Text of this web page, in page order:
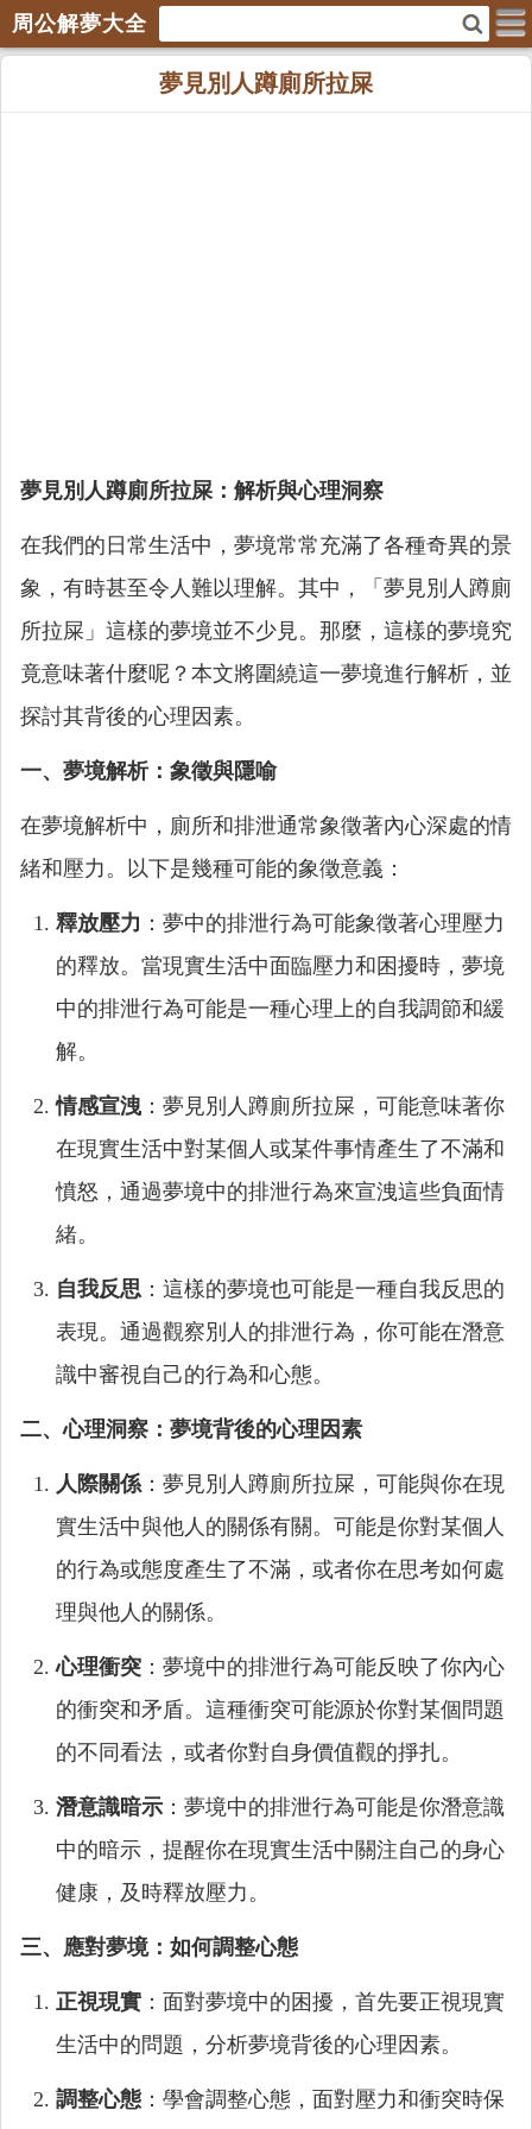
周公解夢大全
夢見別人蹲廁所拉屎
夢見別人蹲廁所拉屎：解析與心理洞察
在我們的日常生活中，夢境常常充滿了各種奇異的景
象，有時甚至令人難以理解。其中，「夢見別人蹲廁
所拉屎」這樣的夢境並不少見。那麼，這樣的夢境究
竟意味著什麼呢？本文將圍繞這一夢境進行解析，並
探討其背後的心理因素。
一、夢境解析：象徵與隱喻
在夢境解析中，廁所和排泄通常象徵著內心深處的情
緒和壓力。以下是幾種可能的象徵意義：
釋放壓力 ：夢中的排泄行為可能象徵著心理壓力
的釋放。當現實生活中面臨壓力和困擾時，夢境
中的排泄行為可能是一種心理上的自我調節和緩
解。
情感宣洩 ：夢見別人蹲廁所拉屎，可能意味著你
在現實生活中對某個人或某件事情產生了不滿和
憤怒，通過夢境中的排泄行為來宣洩這些負面情
緒。
自我反思 ：這樣的夢境也可能是一種自我反思的
表現。通過觀察別人的排泄行為，你可能在潛意
識中審視自己的行為和心態。
二、心理洞察：夢境背後的心理因素
人際關係：夢見別人蹲廁所拉屎，可能與你在現
實生活中與他人的關係有關。可能是你對某個人
的行為或態度產生了不滿，或者你在思考如何處
理與他人的關係。
心理衝突 ：夢境中的排泄行為可能反映了你內心
的衝突和矛盾。這種衝突可能源於你對某個問題
的不同看法，或者你對自身價值觀的掙扎。
潛意識暗示 ：夢境中的排泄行為可能是你潛意識
中的暗示，提醒你在現實生活中關注自己的身心
健康，及時釋放壓力。
三、應對夢境：如何調整心態
正視現實 ：面對夢境中的困擾，首先要正視現實
生活中的問題，分析夢境背後的心理因素。
調整心態 ：學會調整心態，面對壓力和衝突時保